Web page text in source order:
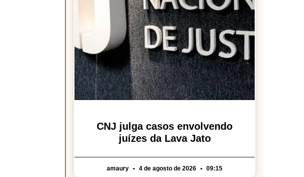
CNJ julga casos envolvendo
juízes da Lava Jato
amaury 4 de agosto de 2026 09:15